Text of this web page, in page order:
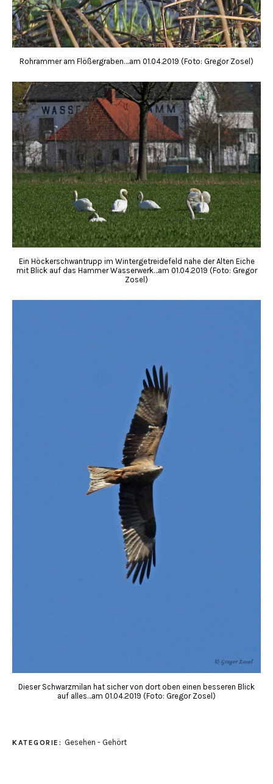
Rohrammer am Flößergraben….am 01.04.2019 (Foto: Gregor Zosel)
Ein Höckerschwantrupp im Wintergetreidefeld nahe der Alten Eiche
mit Blick auf das Hammer Wasserwerk…am 01.04.2019 (Foto: Gregor
Zosel)
Dieser Schwarzmilan hat sicher von dort oben einen besseren Blick
auf alles…am 01.04.2019 (Foto: Gregor Zosel)
KATEGORIE: Gesehen - Gehört